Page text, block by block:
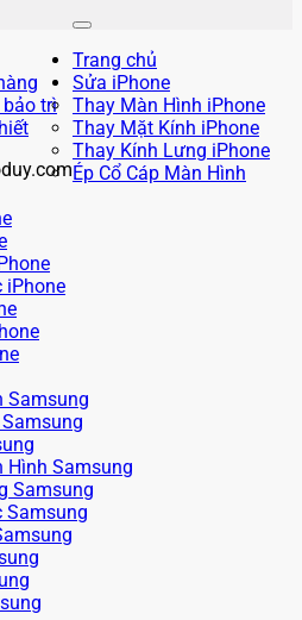
trì
Trang chủ
Sửa iPhone
Thay Màn Hình iPhone
Thay Mặt Kính iPhone
Thay Kính Lưng iPhone
Ép Cổ Cáp Màn Hình
iPhone
Samsung
Hình Samsung
Samsung
Samsung